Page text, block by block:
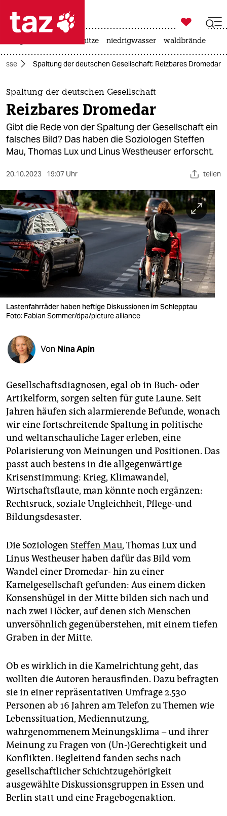
 taz zahl ich
taz zahl ich
themen
politik
öko
sport
berlin
nord
wahrheit
verlag
verlag
veranstaltungen
shop
unterstützen
abo
genossenschaft
epaper login

taz zahl ich
hitze niedrigwasser waldbrände
Spaltung der deutschen Gesellschaft: Reizbares Dromedar
Spaltung der deutschen Gesellschaft
Reizbares Dromedar
Gibt die Rede von der Spaltung der Gesellschaft ein
falsches Bild? Das haben die Soziologen Steffen
Mau, Thomas Lux und Linus Westheuser erforscht.
20.10.2023 19:07 Uhr teilen
Lastenfahrräder haben heftige Diskussionen im Schlepptau
Foto: Fabian Sommer/dpa/picture alliance
Von Nina Apin
Gesellschaftsdiagnosen, egal ob in Buch- oder
Artikelform, sorgen selten für gute Laune. Seit
Jahren häufen sich alarmierende Befunde, wonach
wir eine fortschreitende Spaltung in politische
und weltanschauliche Lager erleben, eine
Polarisierung von Meinungen und Positionen. Das
passt auch bestens in die allgegenwärtige
Krisenstimmung: Krieg, Klimawandel,
Wirtschaftsflaute, man könnte noch ergänzen:
Rechtsruck, soziale Ungleichheit, Pflege-und
Bildungsdesaster.
Die Soziologen Steffen Mau, Thomas Lux und
Linus Westheuser haben dafür das Bild vom
Wandel einer Dromedar- hin zu einer
Kamelgesellschaft gefunden: Aus einem dicken
Konsenshügel in der Mitte bilden sich nach und
nach zwei Höcker, auf denen sich Menschen
unversöhnlich gegenüberstehen, mit einem tiefen
Graben in der Mitte.
Ob es wirklich in die Kamelrichtung geht, das
wollten die Autoren herausfinden. Dazu befragten
sie in einer repräsentativen Umfrage 2.530
Personen ab 16 Jahren am Telefon zu Themen wie
Lebenssituation, Mediennutzung,
wahrgenommenem Meinungsklima – und ihrer
Meinung zu Fragen von (Un-)Gerechtigkeit und
Konflikten. Begleitend fanden sechs nach
gesellschaftlicher Schichtzugehörigkeit
ausgewählte Diskussionsgruppen in Essen und
Berlin statt und eine Fragebogenaktion.